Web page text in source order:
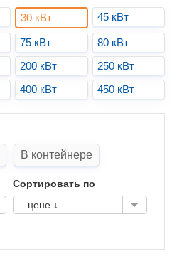
30 кВт 45 кВт
75 кВт
80 кВт
200 кВт
250 кВт
400 кВт 450 кВт
В контейнере
Сортировать по
цене ↓